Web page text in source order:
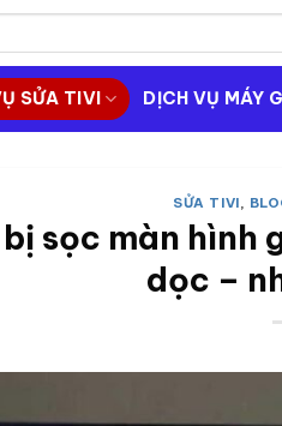
SỬA TIVI DỊCH VỤ MÁY
SỬA TIVI,
sọc màn hình
dọc –